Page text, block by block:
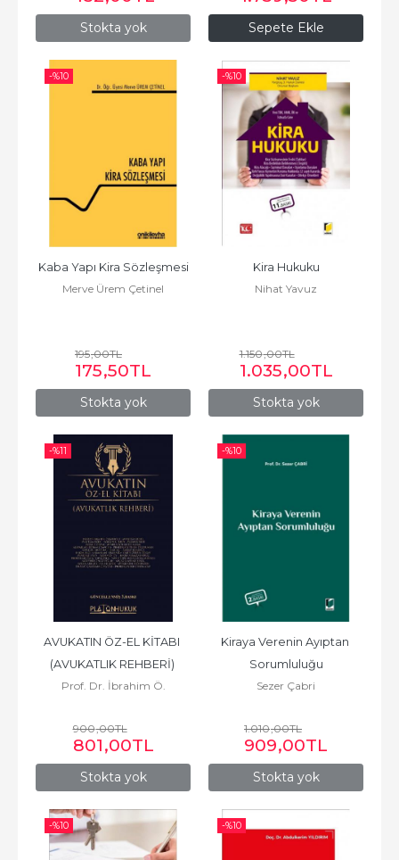
Stokta yok Sepete Ekle
-%10
Stokta yok
Kaba Yapı Kira Sözleşmesi
Merve Ürem Çetinel
195,00TL
175,50TL
-%10
Stokta yok
Kira Hukuku
Nihat Yavuz
1.150,00TL
1.035,00TL
-%11
Stokta yok
AVUKATIN ÖZ-EL KİTABI
(AVUKATLIK REHBERİ)
3.BASKI
Prof. Dr. İbrahim Ö.
900,00TL
801,00TL
-%10
Stokta yok
Kiraya Verenin Ayıptan
Sorumluluğu
Sezer Çabri
1.010,00TL
909,00TL
-%10 -%10